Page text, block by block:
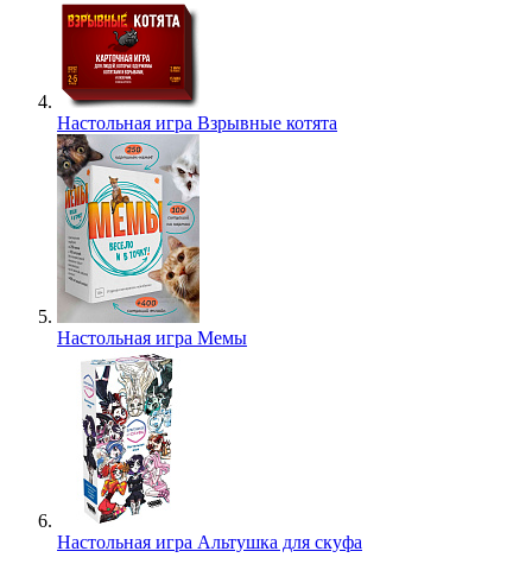
Настольная игра Взрывные котята
Настольная игра Мемы
Настольная игра Альтушка для скуфа